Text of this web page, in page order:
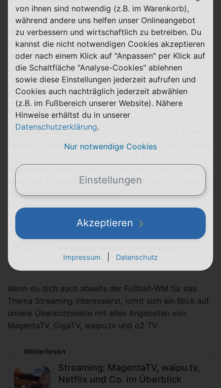
Mit dem Achtelfinale ist die Exklusiv-Verteilung noch
nicht beendet. Im Viertelfinale laufen 2 weitere
Begegnungen exklusiv bei MagentaTV. Welche Spiele
das konkret sind, hängt vom weiteren Turnierverlauf
ab.
MagentaTV ist auch ohne Telekom-
Internet nutzbar
MagentaTV lässt sich nicht nur zusammen mit einem
Telekom-Festnetzanschluss nutzen. Die Telekom bietet
Internetanschluss an. Die Nutzung ist je nach Gerät
über App, Browser, Smart-TV, Streaming-Stick oder
MagentaTV-Hardware möglich.
Wenn du dich auch abseits der Fußball-WM für das
Thema Streaming interessierst, lohnt sich ein Blick auf
unsere Übersichtsseite mit allen Angeboten von
MagentaTV, GigaTV, waipu.tv und o2 TV.
Weiterlesen
Streaming: MagentaTV, waipu.tv,
Netflix und Co. im Überblick
von ihnen sind notwendig (z.B. im Warenkorb),
während andere uns helfen unser Onlineangebot
zu verbessern und wirtschaftlich zu betreiben. Du
kannst die nicht notwendigen Cookies akzeptieren
oder nach einem Klick auf "Anpassen" per Klick auf
die Schaltfläche "Analyse-Cookies" ablehnen
sowie diese Einstellungen jederzeit aufrufen und
Cookies auch nachträglich jederzeit abwählen
(z.B. im Fußbereich unserer Website). Nähere
Hinweise erhältst du in unserer
Datenschutzerklärung.
Nur notwendige Cookies
Einstellungen
Akzeptieren
Impressum Datenschutz